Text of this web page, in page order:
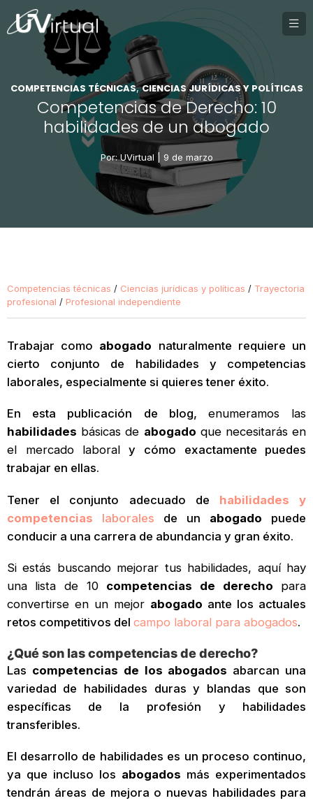
COMPETENCIAS TÉCNICAS,CIENCIAS JURÍDICAS Y POLÍTICAS
Competencias de Derecho: 10
habilidades de un abogado
Por: UVirtual | 9 de marzo
Competencias técnicas / Ciencias jurídicas y políticas / Trayectoria
profesional / Profesional independiente
Trabajar como abogado naturalmente requiere un
cierto conjunto de habilidades y competencias
laborales, especialmente si quieres tener éxito.
En esta publicación de blog, enumeramos las
habilidades básicas de abogado que necesitarás en
el mercado laboral y cómo exactamente puedes
trabajar en ellas.
Tener el conjunto adecuado de habilidades y
competencias laborales de un abogado puede
conducir a una carrera de abundancia y gran éxito.
Si estás buscando mejorar tus habilidades, aquí hay
una lista de 10 competencias de derecho para
convertirse en un mejor abogado ante los actuales
retos competitivos del campo laboral para abogados.
¿Qué son las competencias de derecho?
Las competencias de los abogados abarcan una
variedad de habilidades duras y blandas que son
específicas de la profesión y habilidades
transferibles.
El desarrollo de habilidades es un proceso continuo,
ya que incluso los abogados más experimentados
tendrán áreas de mejora o nuevas habilidades para